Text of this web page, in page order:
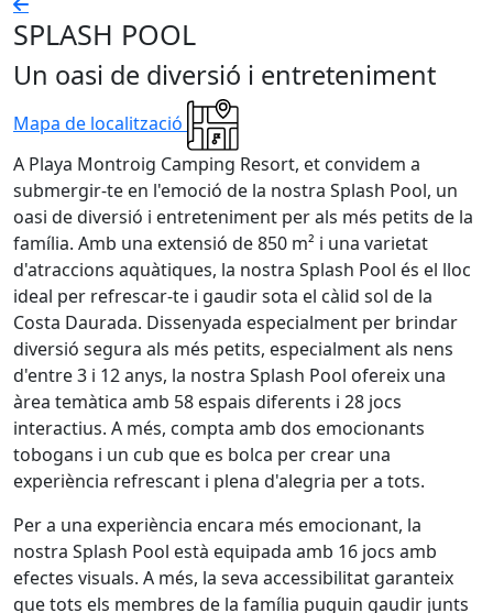
SPLASH POOL
Un oasi de diversió i entreteniment
Mapa de localització
A Playa Montroig Camping Resort, et convidem a
submergir-te en l'emoció de la nostra Splash Pool, un
oasi de diversió i entreteniment per als més petits de la
família. Amb una extensió de 850 m² i una varietat
d'atraccions aquàtiques, la nostra Splash Pool és el lloc
ideal per refrescar-te i gaudir sota el càlid sol de la
Costa Daurada. Dissenyada especialment per brindar
diversió segura als més petits, especialment als nens
d'entre 3 i 12 anys, la nostra Splash Pool ofereix una
àrea temàtica amb 58 espais diferents i 28 jocs
interactius. A més, compta amb dos emocionants
tobogans i un cub que es bolca per crear una
experiència refrescant i plena d'alegria per a tots.
Per a una experiència encara més emocionant, la
nostra Splash Pool està equipada amb 16 jocs amb
efectes visuals. A més, la seva accessibilitat garanteix
que tots els membres de la família puguin gaudir junts